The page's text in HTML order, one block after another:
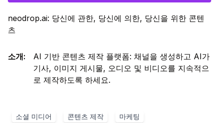
neodrop.ai: 당신에 관한, 당신에 의한, 당신을 위한 콘텐
츠
소개:
AI 기반 콘텐츠 제작 플랫폼: 채널을 생성하고 AI가
기사, 이미지 게시물, 오디오 및 비디오를 지속적으
로 제작하도록 하세요.
소셜 미디어 콘텐츠 제작 마케팅